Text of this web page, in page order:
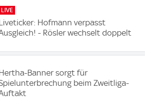
LIVE
Hofmann verpasst
- Rösler wechselt doppelt
Banner sorgt für
beim Zweitliga-